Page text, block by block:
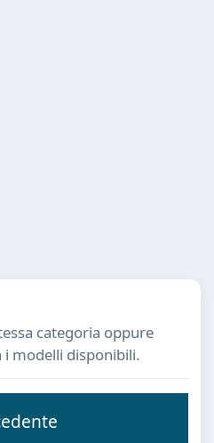
categoria oppure
modelli disponibili.